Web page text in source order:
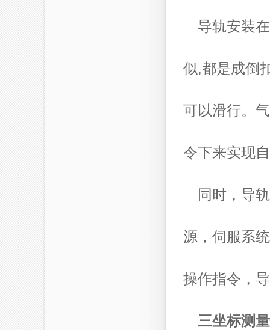
导轨安装
似,都是成倒
可以滑行。
令下来实现
同时，导
源，伺服系
操作指令，
三坐标测